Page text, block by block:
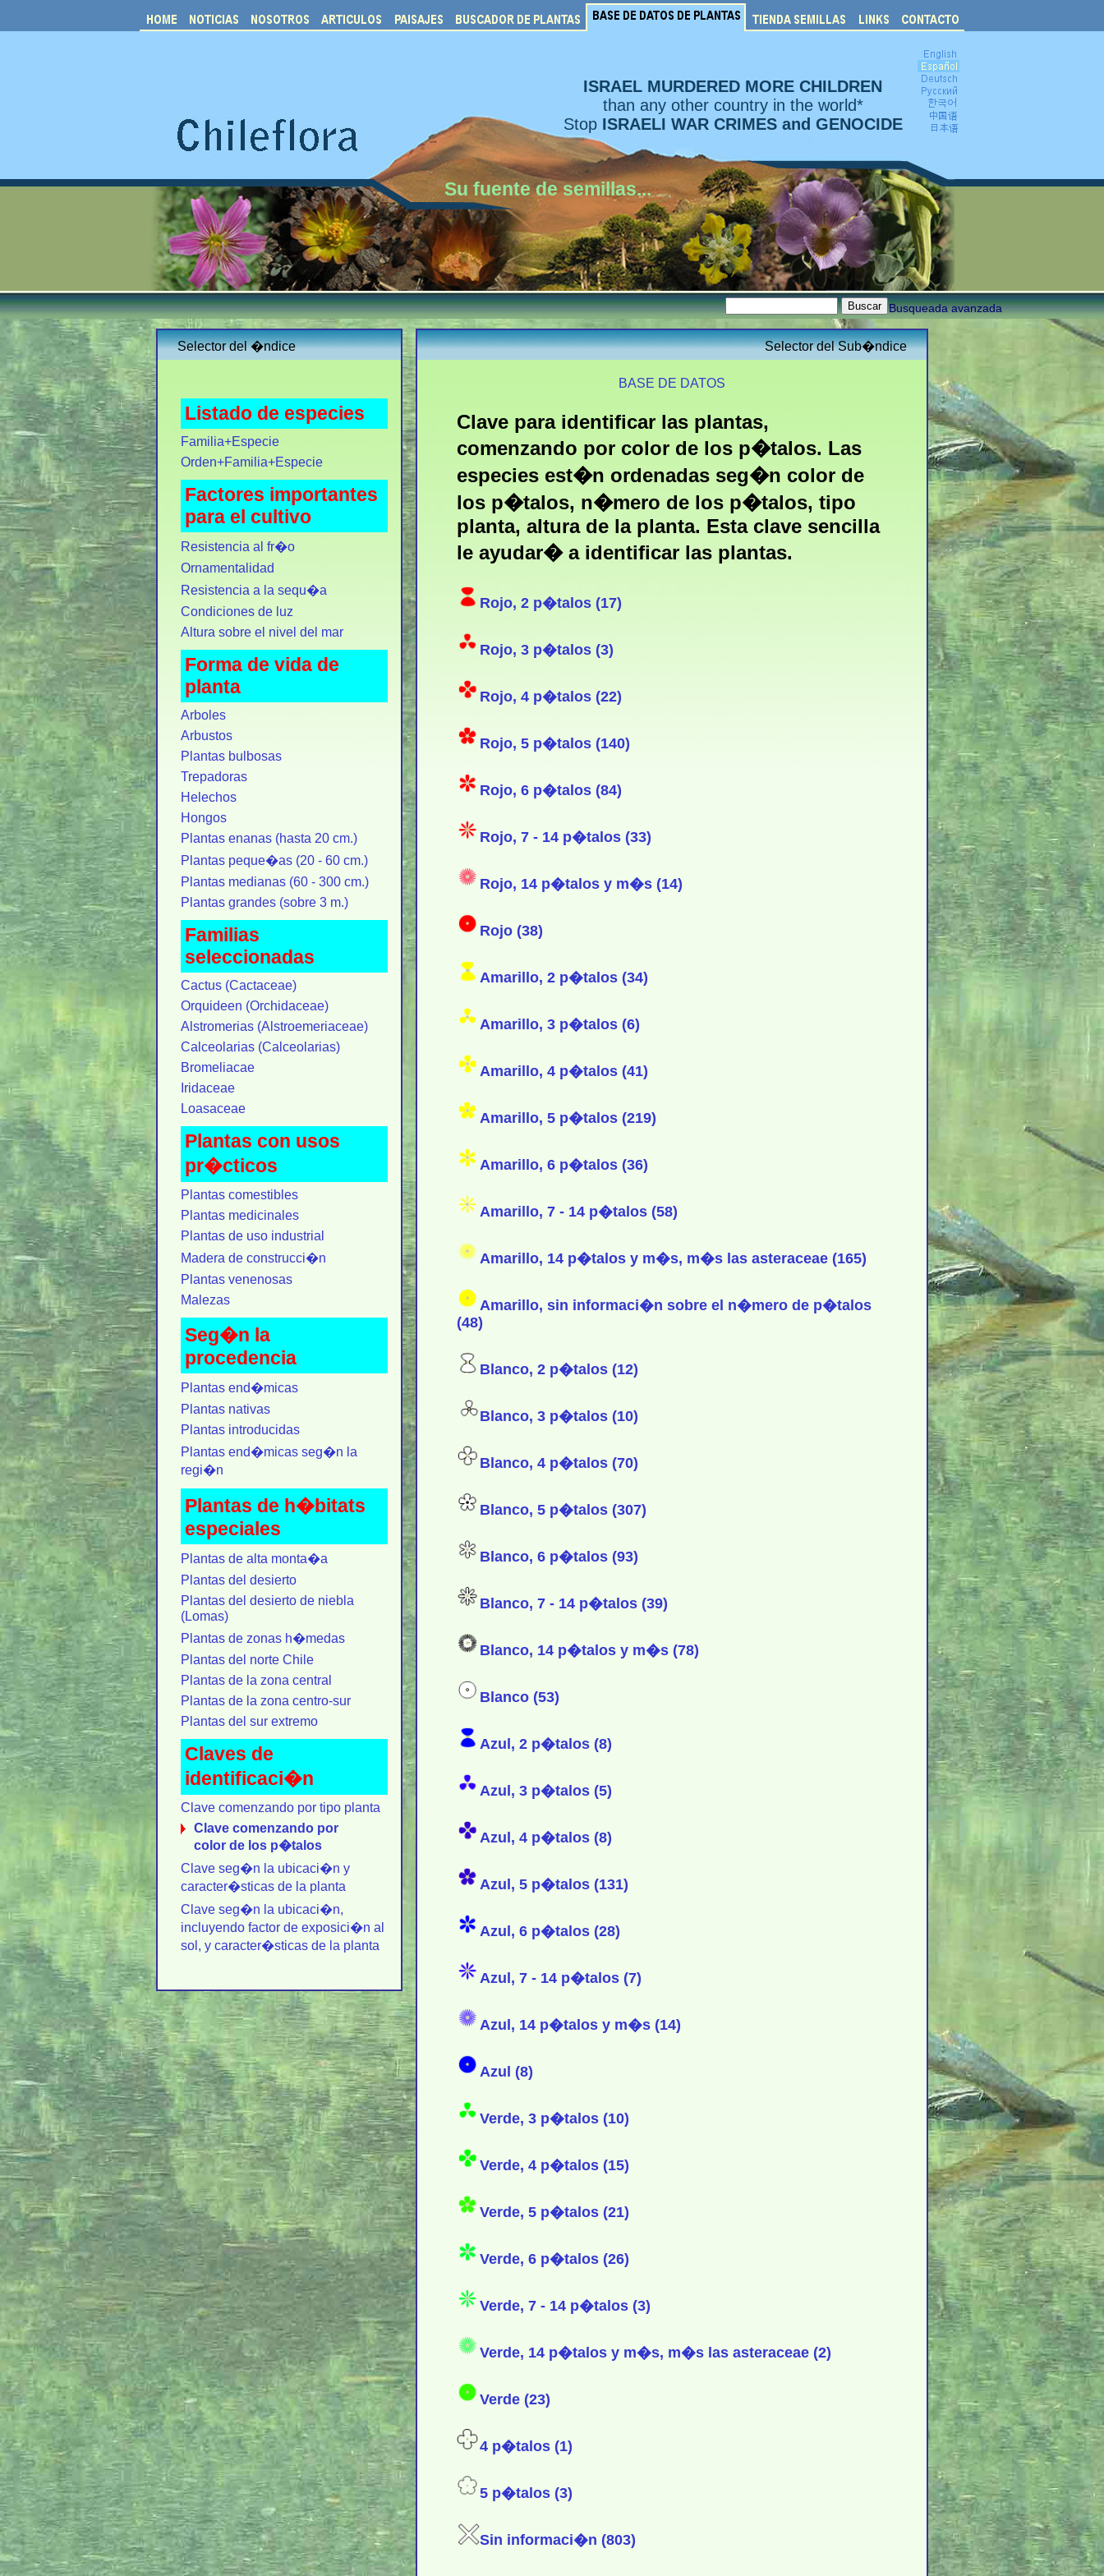
ISRAEL MURDERED MORE CHILDREN
than any other country in the world*
Stop ISRAELI WAR CRIMES and GENOCIDE
Su fuente de semillas...
Busqueada avanzada
Selector del �ndice
Listado de especies
Familia+Especie
Orden+Familia+Especie
Factores importantes
para el cultivo
Resistencia al fr�o
Ornamentalidad
Resistencia a la sequ�a
Condiciones de luz
Altura sobre el nivel del mar
Forma de vida de
planta
Arboles
Arbustos
Plantas bulbosas
Trepadoras
Helechos
Hongos
Plantas enanas (hasta 20 cm.)
Plantas peque�as (20 - 60 cm.)
Plantas medianas (60 - 300 cm.)
Plantas grandes (sobre 3 m.)
Familias
seleccionadas
Cactus (Cactaceae)
Orquideen (Orchidaceae)
Alstromerias (Alstroemeriaceae)
Calceolarias (Calceolarias)
Bromeliacae
Iridaceae
Loasaceae
Plantas con usos
pr�cticos
Plantas comestibles
Plantas medicinales
Plantas de uso industrial
Madera de construcci�n
Plantas venenosas
Malezas
Seg�n la
procedencia
Plantas end�micas
Plantas nativas
Plantas introducidas
Plantas end�micas seg�n la
regi�n
Plantas de h�bitats
especiales
Plantas de alta monta�a
Plantas del desierto
Plantas del desierto de niebla
(Lomas)
Plantas de zonas h�medas
Plantas del norte Chile
Plantas de la zona central
Plantas de la zona centro-sur
Plantas del sur extremo
Claves de
identificaci�n
Clave comenzando por tipo planta
Clave comenzando por
color de los p�talos
Clave seg�n la ubicaci�n y
caracter�sticas de la planta
Clave seg�n la ubicaci�n,
incluyendo factor de exposici�n al
sol, y caracter�sticas de la planta
Selector del Sub�ndice
BASE DE DATOS
Clave para identificar las plantas,
comenzando por color de los p�talos. Las
especies est�n ordenadas seg�n color de
los p�talos, n�mero de los p�talos, tipo
planta, altura de la planta. Esta clave sencilla
le ayudar� a identificar las plantas.
Rojo, 2 p�talos (17)
Rojo, 3 p�talos (3)
Rojo, 4 p�talos (22)
Rojo, 5 p�talos (140)
Rojo, 6 p�talos (84)
Rojo, 7 - 14 p�talos (33)
Rojo, 14 p�talos y m�s (14)
Rojo (38)
Amarillo, 2 p�talos (34)
Amarillo, 3 p�talos (6)
Amarillo, 4 p�talos (41)
Amarillo, 5 p�talos (219)
Amarillo, 6 p�talos (36)
Amarillo, 7 - 14 p�talos (58)
Amarillo, 14 p�talos y m�s, m�s las asteraceae (165)
Amarillo, sin informaci�n sobre el n�mero de p�talos
(48)
Blanco, 2 p�talos (12)
Blanco, 3 p�talos (10)
Blanco, 4 p�talos (70)
Blanco, 5 p�talos (307)
Blanco, 6 p�talos (93)
Blanco, 7 - 14 p�talos (39)
Blanco, 14 p�talos y m�s (78)
Blanco (53)
Azul, 2 p�talos (8)
Azul, 3 p�talos (5)
Azul, 4 p�talos (8)
Azul, 5 p�talos (131)
Azul, 6 p�talos (28)
Azul, 7 - 14 p�talos (7)
Azul, 14 p�talos y m�s (14)
Azul (8)
Verde, 3 p�talos (10)
Verde, 4 p�talos (15)
Verde, 5 p�talos (21)
Verde, 6 p�talos (26)
Verde, 7 - 14 p�talos (3)
Verde, 14 p�talos y m�s, m�s las asteraceae (2)
Verde (23)
4 p�talos (1)
5 p�talos (3)
Sin informaci�n (803)